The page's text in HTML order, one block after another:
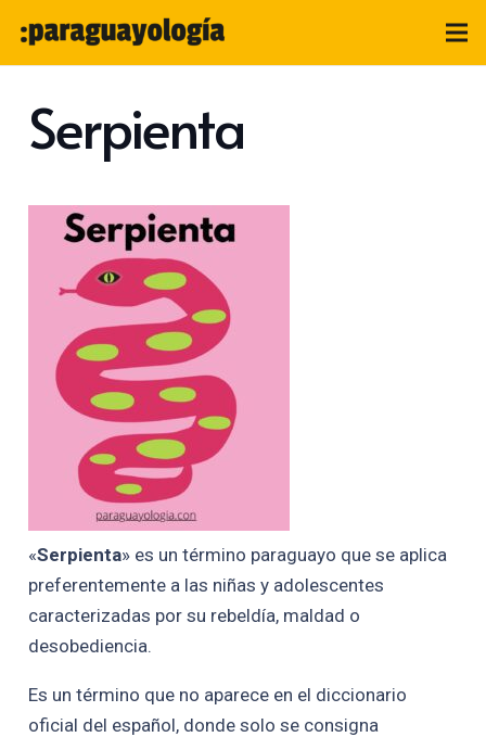
Serpienta
«Serpienta» es un término paraguayo que se aplica
preferentemente a las niñas y adolescentes
caracterizadas por su rebeldía, maldad o
desobediencia.
Es un término que no aparece en el diccionario
oficial del español, donde solo se consigna